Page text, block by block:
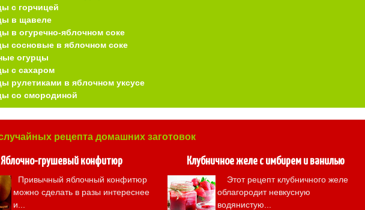
с горчицей
в щавеле
в огуречно-яблочном соке
сосновые в яблочном соке
огурцы
с сахаром
рулетиками в яблочном уксусе
со смородиной
рецепта домашних заготовок
Яблочно-грушевый конфитюр
Привычный яблочный конфитюр
можно сделать в разы интереснее
и...
Клубничное желе с имбирем и ванилью
Этот рецепт клубничного желе
облагородит невкусную
водянистую...